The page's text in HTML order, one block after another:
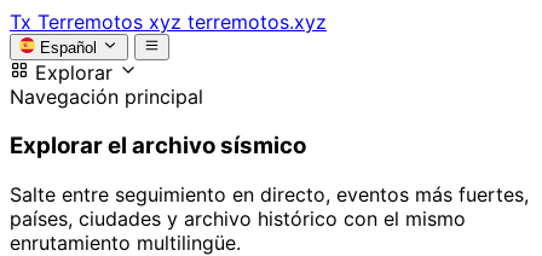
Tx Terremotos xyz terremotos.xyz
Español
Explorar
Navegación principal
Explorar el archivo sísmico
Salte entre seguimiento en directo, eventos más fuertes,
países, ciudades y archivo histórico con el mismo
enrutamiento multilingüe.